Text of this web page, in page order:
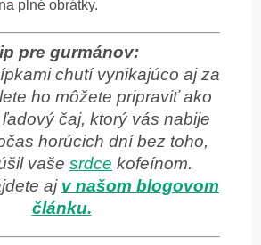
plné obrátky.
pre gurmánov:
chutí vynikajúco aj za
ho môžete pripraviť ako
čaj, ktorý vás nabije
horúcich dní bez toho,
vaše srdce kofeínom.
aj v našom blogovom
článku.